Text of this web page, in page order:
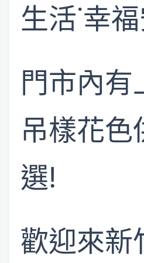
生活˙幸
門市內有
吊樣花色
選!
歡迎來新